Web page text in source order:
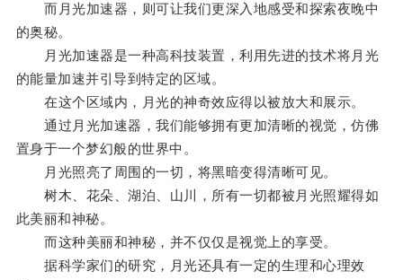
而月光加速器，则可让我们更深入地感受和探索夜晚中
的奥秘。
月光加速器是一种高科技装置，利用先进的技术将月光
的能量加速并引导到特定的区域。
在这个区域内，月光的神奇效应得以被放大和展示。
通过月光加速器，我们能够拥有更加清晰的视觉，仿佛
置身于一个梦幻般的世界中。
月光照亮了周围的一切，将黑暗变得清晰可见。
树木、花朵、湖泊、山川，所有一切都被月光照耀得如
此美丽和神秘。
而这种美丽和神秘，并不仅仅是视觉上的享受。
据科学家们的研究，月光还具有一定的生理和心理效